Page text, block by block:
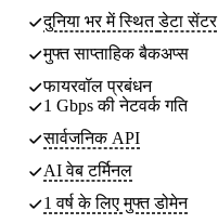
दुनिया भर में स्थितडेटा सेंटर
मुफ्त साप्ताहिकबैकअप्स
फायरवॉल प्रबंधन
1 Gbps की नेटवर्क गति
सार्वजनिक API
AI वेब टर्मिनल
1 वर्ष के लिए मुफ्त डोमेन